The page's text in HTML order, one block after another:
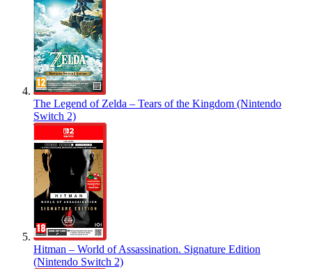
The Legend of Zelda – Tears of the Kingdom (Nintendo
Switch 2)
Hitman – World of Assassination. Signature Edition
(Nintendo Switch 2)